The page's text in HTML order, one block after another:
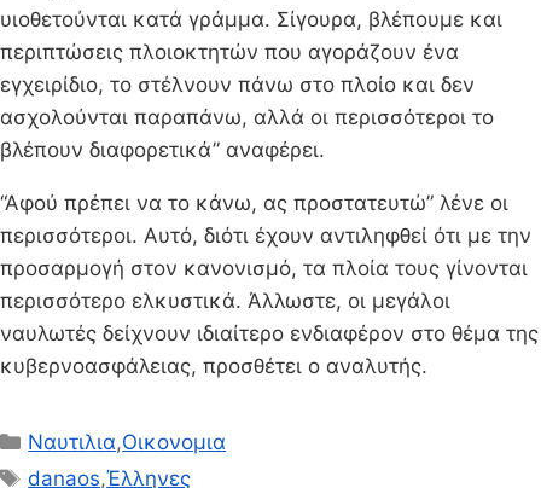
υιοθετούνται κατά γράμμα. Σίγουρα, βλέπουμε και
περιπτώσεις πλοιοκτητών που αγοράζουν ένα
εγχειρίδιο, το στέλνουν πάνω στο πλοίο και δεν
ασχολούνται παραπάνω, αλλά οι περισσότεροι το
βλέπουν διαφορετικά” αναφέρει.
“Αφού πρέπει να το κάνω, ας προστατευτώ” λένε οι
περισσότεροι. Αυτό, διότι έχουν αντιληφθεί ότι με την
προσαρμογή στον κανονισμό, τα πλοία τους γίνονται
περισσότερο ελκυστικά. Άλλωστε, οι μεγάλοι
ναυλωτές δείχνουν ιδιαίτερο ενδιαφέρον στο θέμα της
κυβερνοασφάλειας, προσθέτει ο αναλυτής.
Κατηγορίες
Ναυτιλια,Οικονομια
Ετικέτες
danaos,Έλληνες